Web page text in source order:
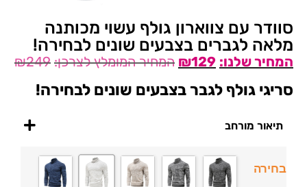
סוודר עם צווארון גולף עשוי מכותנה
מלאה לגברים בצבעים שונים לבחירה!
₪249 ₪129
סריגי גולף לגבר בצבעים שונים לבחירה!
תיאור מורחב
בחירה